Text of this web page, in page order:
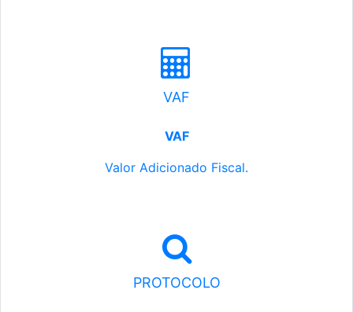
VAF
VAF
Valor Adicionado Fiscal.
PROTOCOLO